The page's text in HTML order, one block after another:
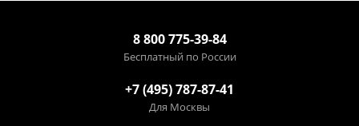
8 800 775-39-84
Бесплатный по России
+7 (495) 787-87-41
Для Москвы